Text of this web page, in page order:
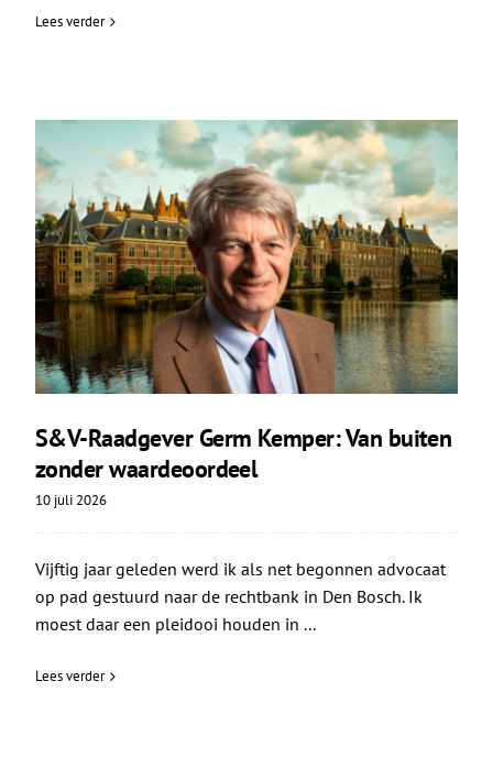
Lees verder
S&V-Raadgever Germ Kemper: Van buiten
zonder waardeoordeel
10 juli 2026
Vijftig jaar geleden werd ik als net begonnen advocaat
op pad gestuurd naar de rechtbank in Den Bosch. Ik
moest daar een pleidooi houden in ...
Lees verder